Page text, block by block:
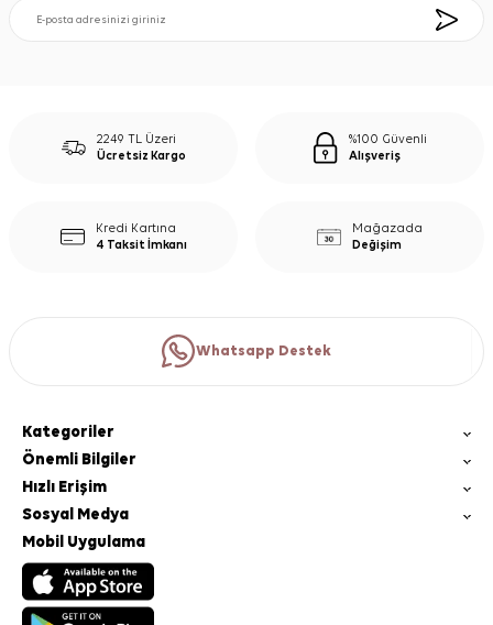
2249 TL Üzeri
Ücretsiz Kargo
%100 Güvenli
Alışveriş
Kredi Kartına
4 Taksit İmkanı
Mağazada
Değişim
Whatsapp Destek
Kategoriler
Önemli Bilgiler
Hızlı Erişim
Sosyal Medya
Mobil Uygulama